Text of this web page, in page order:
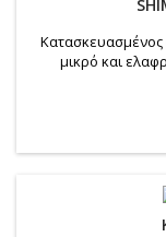
Κατασκευασμένος
μικρό και